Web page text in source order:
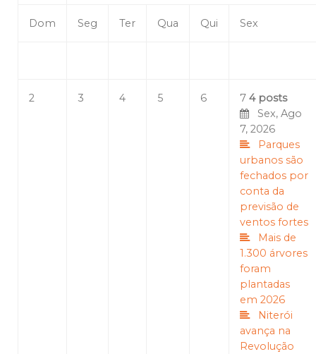
Dom Seg Ter Qua Qui Sex
2 3 4 5 6 7 4 posts
Sex, Ago
7, 2026
Parques
urbanos são
fechados por
conta da
previsão de
ventos fortes
Mais de
1.300 árvores
foram
plantadas
em 2026
Niterói
avança na
Revolução